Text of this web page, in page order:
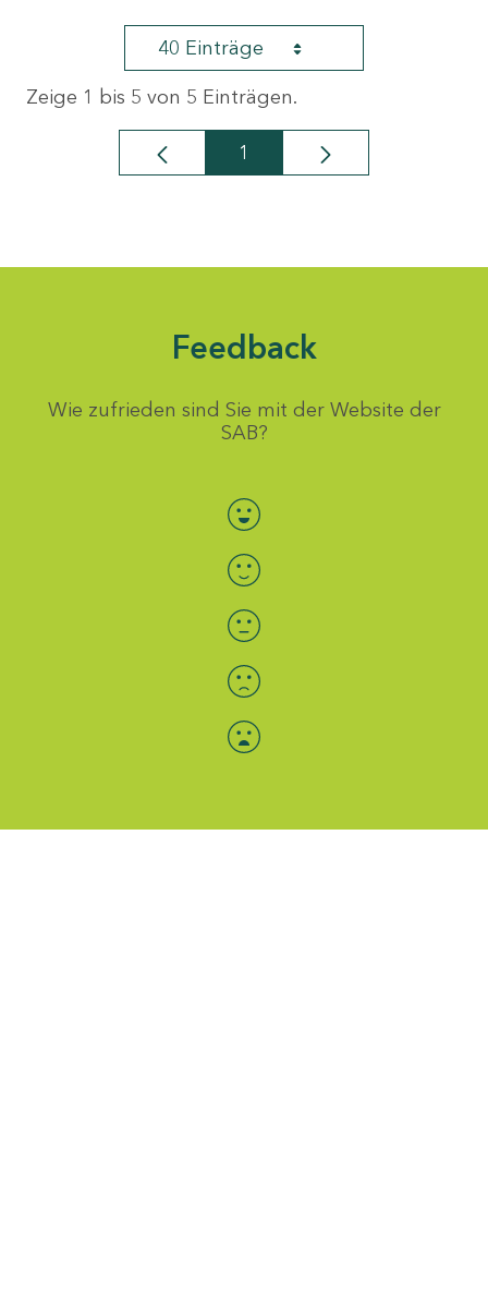
40 Einträge
Zeige 1 bis 5 von 5 Einträgen.
Seite
1
Feedback
Wie zufrieden sind Sie mit der Website der
SAB?
Bewertung auswählen